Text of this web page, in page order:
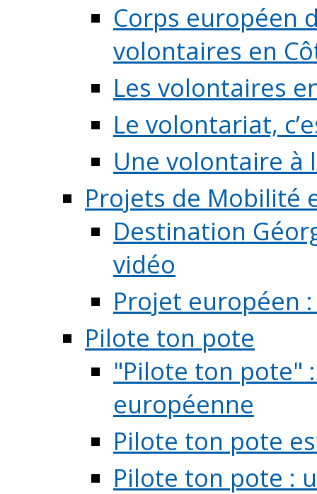
Corps européen
volontaires en
Les volontaires
Le volontariat,
Une volontaire à
Projets de Mobilité
Destination
vidéo
Projet européen
Pilote ton pote
"Pilote ton pote"
européenne
Pilote ton pote
Pilote ton pote :